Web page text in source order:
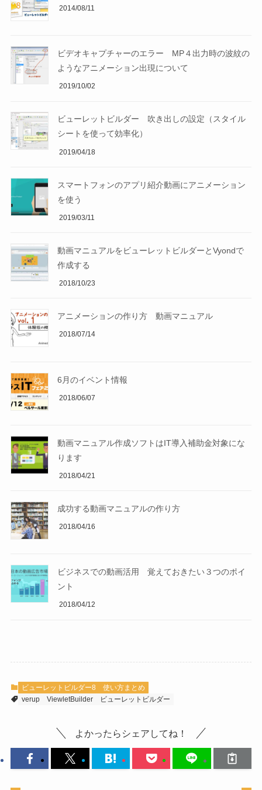
2014/08/11
ビデオキャプチャーのエラー MP４出力時の波紋の
ようなアニメーション出現について
2019/10/02
ビューレットビルダー 吹き出しの設定（スタイル
シートを使って効率化）
2019/04/18
スマートフォンのアプリ紹介動画にアニメーション
を使う
2019/03/11
動画マニュアルをビューレットビルダーとVyondで
作成する
2018/10/23
アニメーションの作り方 動画マニュアル
2018/07/14
6月のイベント情報
2018/06/07
動画マニュアル作成ソフトはIT導入補助金対象にな
ります
2018/04/21
成功する動画マニュアルの作り方
2018/04/16
ビジネスでの動画活用 覚えておきたい３つのポイ
ント
2018/04/12
ビューレットビルダー8 使い方まとめ
verup
ViewletBuilder ビューレットビルダー
よかったらシェアしてね！